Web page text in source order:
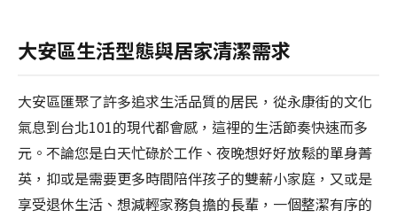
大安區生活型態與居家清潔需求
大安區匯聚了許多追求生活品質的居民，從永康街的文化
氣息到台北101的現代都會感，這裡的生活節奏快速而多
元。不論您是白天忙碌於工作、夜晚想好好放鬆的單身菁
英，抑或是需要更多時間陪伴孩子的雙薪小家庭，又或是
享受退休生活、想減輕家務負擔的長輩，一個整潔有序的